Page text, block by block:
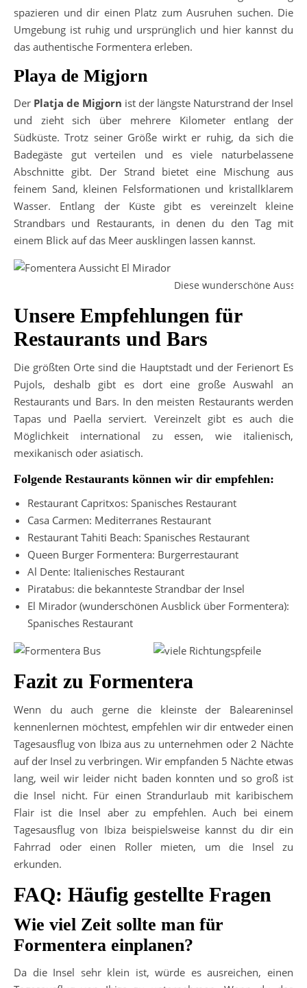
spazieren und dir einen Platz zum Ausruhen suchen. Die
Umgebung ist ruhig und ursprünglich und hier kannst du
das authentische Formentera erleben.
Playa de Migjorn
Der Platja de Migjorn ist der längste Naturstrand der Insel
und zieht sich über mehrere Kilometer entlang der
Südküste. Trotz seiner Größe wirkt er ruhig, da sich die
Badegäste gut verteilen und es viele naturbelassene
Abschnitte gibt. Der Strand bietet eine Mischung aus
feinem Sand, kleinen Felsformationen und kristallklarem
Wasser. Entlang der Küste gibt es vereinzelt kleine
Strandbars und Restaurants, in denen du den Tag mit
einem Blick auf das Meer ausklingen lassen kannst.
Diese wunderschöne
Unsere Empfehlungen für
Restaurants und Bars
Die größten Orte sind die Hauptstadt und der Ferienort Es
Pujols, deshalb gibt es dort eine große Auswahl an
Restaurants und Bars. In den meisten Restaurants werden
Tapas und Paella serviert. Vereinzelt gibt es auch die
Möglichkeit international zu essen, wie italienisch,
mexikanisch oder asiatisch.
Folgende Restaurants können wir dir empfehlen:
Restaurant Capritxos: Spanisches Restaurant
Casa Carmen: Mediterranes Restaurant
Restaurant Tahiti Beach: Spanisches Restaurant
Queen Burger Formentera: Burgerrestaurant
Al Dente: Italienisches Restaurant
Piratabus: die bekannteste Strandbar der Insel
El Mirador (wunderschönen Ausblick über Formentera):
Spanisches Restaurant
Fazit zu Formentera
Wenn du auch gerne die kleinste der Baleareninsel
kennenlernen möchtest, empfehlen wir dir entweder einen
Tagesausflug von Ibiza aus zu unternehmen oder 2 Nächte
auf der Insel zu verbringen. Wir empfanden 5 Nächte etwas
lang, weil wir leider nicht baden konnten und so groß ist
die Insel nicht. Für einen Strandurlaub mit karibischem
Flair ist die Insel aber zu empfehlen. Auch bei einem
Tagesausflug von Ibiza beispielsweise kannst du dir ein
Fahrrad oder einen Roller mieten, um die Insel zu
erkunden.
FAQ: Häufig gestellte Fragen
Wie viel Zeit sollte man für
Formentera einplanen?
Da die Insel sehr klein ist, würde es ausreichen, einen